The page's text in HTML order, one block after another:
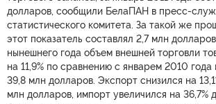
долларов, сообщили БелаПАН в пресс-
статистического комитета. За такой же
этот показатель составлял 2,7 млн
нынешнего года объем внешней торговли
на 11,9% по сравнению с январем 2010
39,8 млн долларов. Экспорт снизился на
млн долларов, импорт увеличился на 36,7%